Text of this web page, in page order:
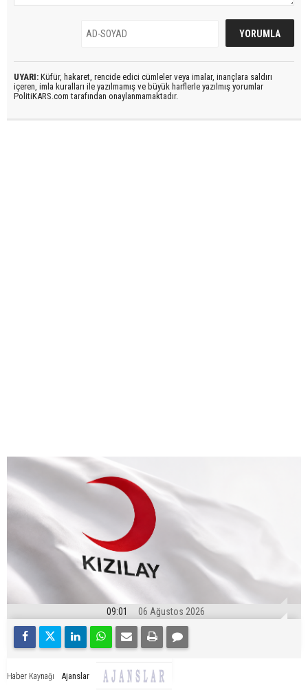
UYARI: Küfür, hakaret, rencide edici cümleler veya imalar, inançlara saldırı
içeren, imla kuralları ile yazılmamış ve büyük harflerle yazılmış yorumlar
PolitiKARS.com tarafından onaylanmamaktadır.
09:01 06 Ağustos 2026
Haber Kaynağı Ajanslar